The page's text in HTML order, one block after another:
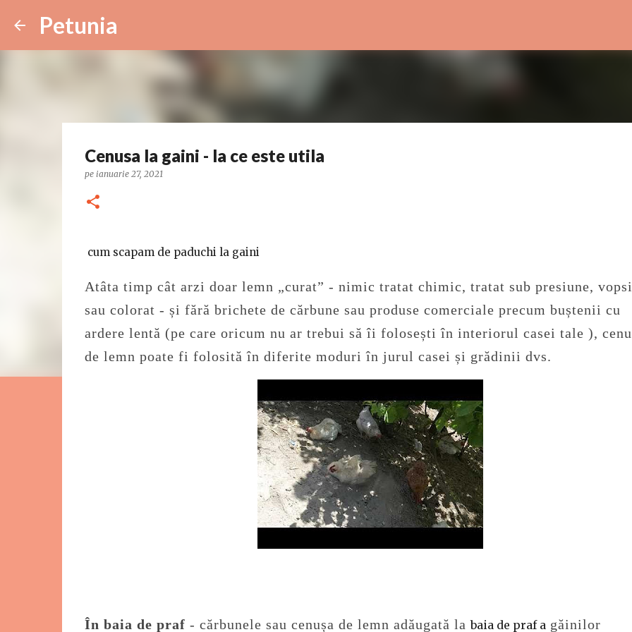
Petunia
Cenusa la gaini - la ce este utila
pe ianuarie 27, 2021
cum scapam de paduchi la gaini
Atâta timp cât arzi doar lemn „curat” - nimic tratat chimic, tratat sub presiune,
sau colorat - și fără brichete de cărbune sau produse comerciale precum buștenii cu
ardere lentă (pe care oricum nu ar trebui să îi folosești în interiorul casei tale ),
de lemn poate fi folosită în diferite moduri în jurul casei și grădinii dvs.
În baia de praf - cărbunele sau cenușa de lemn adăugată labaia de praf a găinilor